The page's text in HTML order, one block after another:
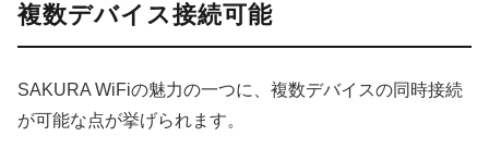
複数デバイス接続可能
SAKURA WiFiの魅力の一つに、複数デバイスの同時接続
が可能な点が挙げられます。